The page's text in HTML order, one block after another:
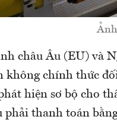
châu Âu (EU) và
không chính thức
hiện sơ bộ cho
phải thanh toán